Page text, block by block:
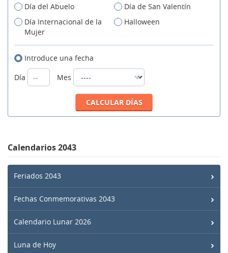
Día del Abuelo
Día de San Valentín
Día Internacional de la
Mujer
Halloween
Introduce una fecha
Día
Mes
Calendarios 2043
Feriados 2043
Fechas Conmemorativas 2043
Calendario Lunar 2026
Luna de Hoy